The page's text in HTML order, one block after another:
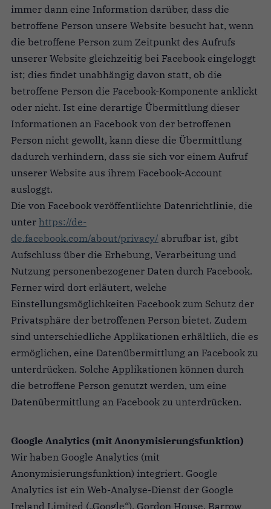
immer dann eine Information darüber, dass die
betroffene Person unsere Website besucht hat, wenn
die betroffene Person zum Zeitpunkt des Aufrufs
unserer Website gleichzeitig bei Facebook eingeloggt
ist; dies findet unabhängig davon statt, ob die
betroffene Person die Facebook-Komponente anklickt
oder nicht. Ist eine derartige Übermittlung dieser
Informationen an Facebook von der betroffenen
Person nicht gewollt, kann diese die Übermittlung
dadurch verhindern, dass sie sich vor einem Aufruf
unserer Website aus ihrem Facebook-Account
ausloggt.
Die von Facebook veröffentlichte Datenrichtlinie, die
unter https://de-
de.facebook.com/about/privacy/ abrufbar ist, gibt
Aufschluss über die Erhebung, Verarbeitung und
Nutzung personenbezogener Daten durch Facebook.
Ferner wird dort erläutert, welche
Einstellungsmöglichkeiten Facebook zum Schutz der
Privatsphäre der betroffenen Person bietet. Zudem
sind unterschiedliche Applikationen erhältlich, die es
ermöglichen, eine Datenübermittlung an Facebook zu
unterdrücken. Solche Applikationen können durch
die betroffene Person genutzt werden, um eine
Datenübermittlung an Facebook zu unterdrücken.
Google Analytics (mit Anonymisierungsfunktion)
Wir haben Google Analytics (mit
Anonymisierungsfunktion) integriert. Google
Analytics ist ein Web-Analyse-Dienst der Google
Ireland Limited („Google“), Gordon House, Barrow